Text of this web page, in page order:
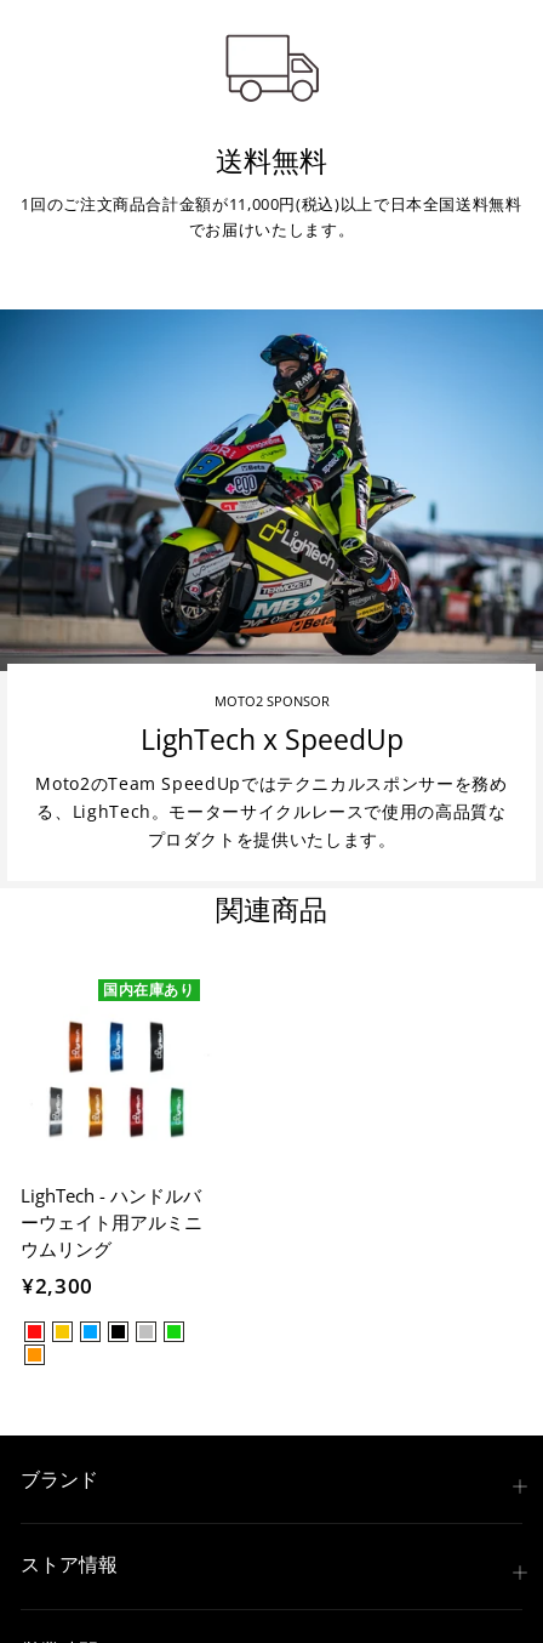
送料無料
1回のご注文商品合計金額が11,000円(税込)以上で日本全国送料無料
でお届けいたします。
MOTO2 SPONSOR
LighTech x SpeedUp
Moto2のTeam SpeedUpではテクニカルスポンサーを務め
る、LighTech。モーターサイクルレースで使用の高品質な
プロダクトを提供いたします。
関連商品
国内在庫あり
LighTech - ハンドルバ
ーウェイト用アルミニ
ウムリング
¥2,300
ブランド
ストア情報